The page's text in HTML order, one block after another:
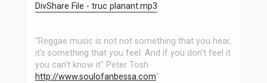
DivShare File - truc planant.mp3
"Reggae music is not not something that you hear,
it's something that you feel. And if you don't feel it
you can't know it" Peter Tosh
http://www.soulofanbessa.com"